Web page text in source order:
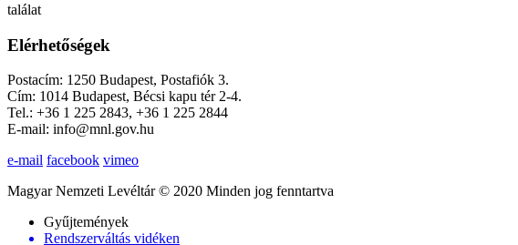
találat
Elérhetőségek
Postacím: 1250 Budapest, Postafiók 3.
Cím: 1014 Budapest, Bécsi kapu tér 2-4.
Tel.: +36 1 225 2843, +36 1 225 2844
E-mail: info@mnl.gov.hu
e-mail facebook vimeo
Magyar Nemzeti Levéltár © 2020 Minden jog fenntartva
Gyűjtemények
Rendszerváltás vidéken